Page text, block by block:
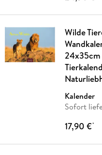
Wilde
Kalender
Sofort
17,90 €*